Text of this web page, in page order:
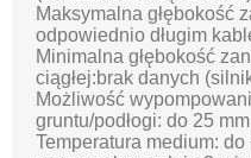
Maksymalna głębokość
odpowiednio długim
Minimalna głębokość
ciągłej:brak danych
Możliwość
gruntu/podłogi: do 25
Temperatura medium: